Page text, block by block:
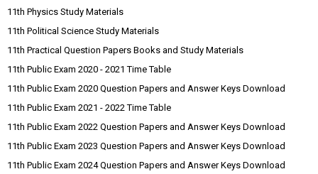
11th Physics Study Materials
11th Political Science Study Materials
11th Practical Question Papers Books and Study Materials
11th Public Exam 2020 - 2021 Time Table
11th Public Exam 2020 Question Papers and Answer Keys Download
11th Public Exam 2021 - 2022 Time Table
11th Public Exam 2022 Question Papers and Answer Keys Download
11th Public Exam 2023 Question Papers and Answer Keys Download
11th Public Exam 2024 Question Papers and Answer Keys Download